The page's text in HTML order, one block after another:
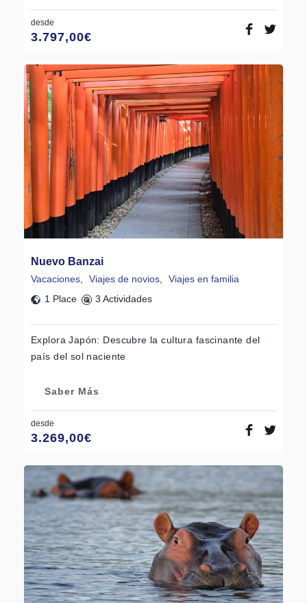
desde
3.797,00€
Nuevo Banzai
Vacaciones, Viajes de novios,
Viajes en familia
1 Place
3 Actividades
Explora Japón: Descubre la cultura fascinante del
país del sol naciente
Saber Más
desde
3.269,00€